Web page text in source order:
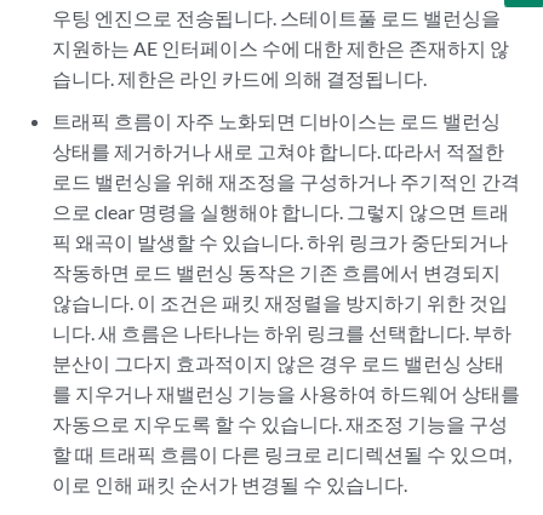
우팅 엔진으로 전송됩니다. 스테이트풀 로드 밸런싱을
지원하는 AE 인터페이스 수에 대한 제한은 존재하지 않
습니다. 제한은 라인 카드에 의해 결정됩니다.
트래픽 흐름이 자주 노화되면 디바이스는 로드 밸런싱
상태를 제거하거나 새로 고쳐야 합니다. 따라서 적절한
로드 밸런싱을 위해 재조정을 구성하거나 주기적인 간격
으로 clear 명령을 실행해야 합니다. 그렇지 않으면 트래
픽 왜곡이 발생할 수 있습니다. 하위 링크가 중단되거나
작동하면 로드 밸런싱 동작은 기존 흐름에서 변경되지
않습니다. 이 조건은 패킷 재정렬을 방지하기 위한 것입
니다. 새 흐름은 나타나는 하위 링크를 선택합니다. 부하
분산이 그다지 효과적이지 않은 경우 로드 밸런싱 상태
를 지우거나 재밸런싱 기능을 사용하여 하드웨어 상태를
자동으로 지우도록 할 수 있습니다. 재조정 기능을 구성
할 때 트래픽 흐름이 다른 링크로 리디렉션될 수 있으며,
이로 인해 패킷 순서가 변경될 수 있습니다.